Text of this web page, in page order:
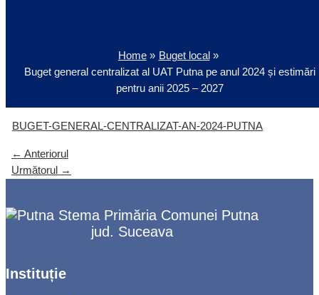
Home
Buget local
Buget general centralizat al UAT Putna pe anul 2024 și estimări
pentru anii 2025 – 2027
BUGET-GENERAL-CENTRALIZAT-AN-2024-PUTNA
← Anteriorul
Următorul
→
Primăria Comunei Putna
jud. Suceava
Instituție